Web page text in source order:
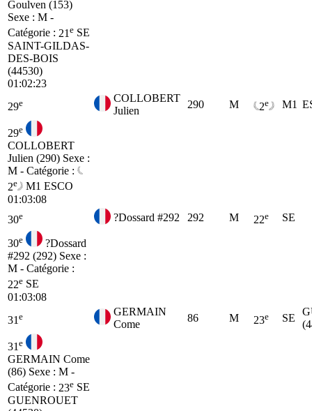
Goulven (153)
Sexe : M -
Catégorie : 21 e SE
SAINT-GILDAS-
DES-BOIS
(44530)
01:02:23
29e
COLLOBERT
Julien
290 M 2e M1
29e
COLLOBERT
Julien (290) Sexe :
M - Catégorie :
2e M1 ESCO
01:03:08
30e ?Dossard #292 292 M 22e SE
30e
?Dossard
#292 (292) Sexe :
M - Catégorie :
22e SE
01:03:08
31 e
GERMAIN
Come
86 M 23e SE
31 e
GERMAIN Come
(86) Sexe : M -
Catégorie : 23e SE
GUENROUET